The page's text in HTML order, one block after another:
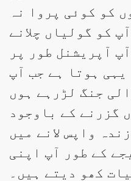
کو کوئی پروا نہ
کو گولیاں چلانے
آپریشنل طور پر
یہی ہوتا ہے جب آپ
جنگ لڑرہے ہوں
گزرنے کے باوجود
واپس لانے میں
کے طور آپ اپنی
کھو دیتے ہیں۔